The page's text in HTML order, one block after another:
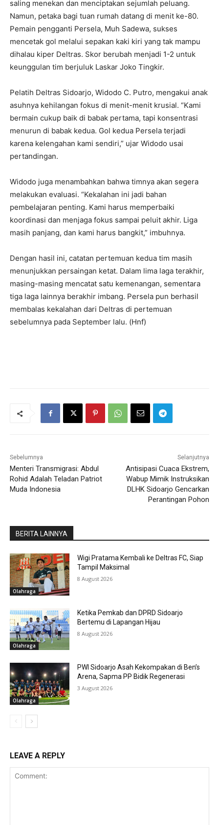
saling menekan dan menciptakan sejumlah peluang.
Namun, petaka bagi tuan rumah datang di menit ke-80.
Pemain pengganti Persela, Muh Sadewa, sukses
mencetak gol melalui sepakan kaki kiri yang tak mampu
dihalau kiper Deltras. Skor berubah menjadi 1-2 untuk
keunggulan tim berjuluk Laskar Joko Tingkir.
Pelatih Deltras Sidoarjo, Widodo C. Putro, mengakui anak
asuhnya kehilangan fokus di menit-menit krusial. “Kami
bermain cukup baik di babak pertama, tapi konsentrasi
menurun di babak kedua. Gol kedua Persela terjadi
karena kelengahan kami sendiri,” ujar Widodo usai
pertandingan.
Widodo juga menambahkan bahwa timnya akan segera
melakukan evaluasi. “Kekalahan ini jadi bahan
pembelajaran penting. Kami harus memperbaiki
koordinasi dan menjaga fokus sampai peluit akhir. Liga
masih panjang, dan kami harus bangkit,” imbuhnya.
Dengan hasil ini, catatan pertemuan kedua tim masih
menunjukkan persaingan ketat. Dalam lima laga terakhir,
masing-masing mencatat satu kemenangan, sementara
tiga laga lainnya berakhir imbang. Persela pun berhasil
membalas kekalahan dari Deltras di pertemuan
sebelumnya pada September lalu. (Hnf)
Sebelumnya
Menteri Transmigrasi: Abdul
Rohid Adalah Teladan Patriot
Muda Indonesia
Selanjutnya
Antisipasi Cuaca Ekstrem,
Wabup Mimik Instruksikan
DLHK Sidoarjo Gencarkan
Perantingan Pohon
BERITA LAINNYA
Olahraga
Wigi Pratama Kembali ke Deltras FC, Siap
Tampil Maksimal
8 August 2026
Olahraga
Ketika Pemkab dan DPRD Sidoarjo
Bertemu di Lapangan Hijau
8 August 2026
Olahraga
PWI Sidoarjo Asah Kekompakan di Ben’s
Arena, Sapma PP Bidik Regenerasi
3 August 2026
LEAVE A REPLY